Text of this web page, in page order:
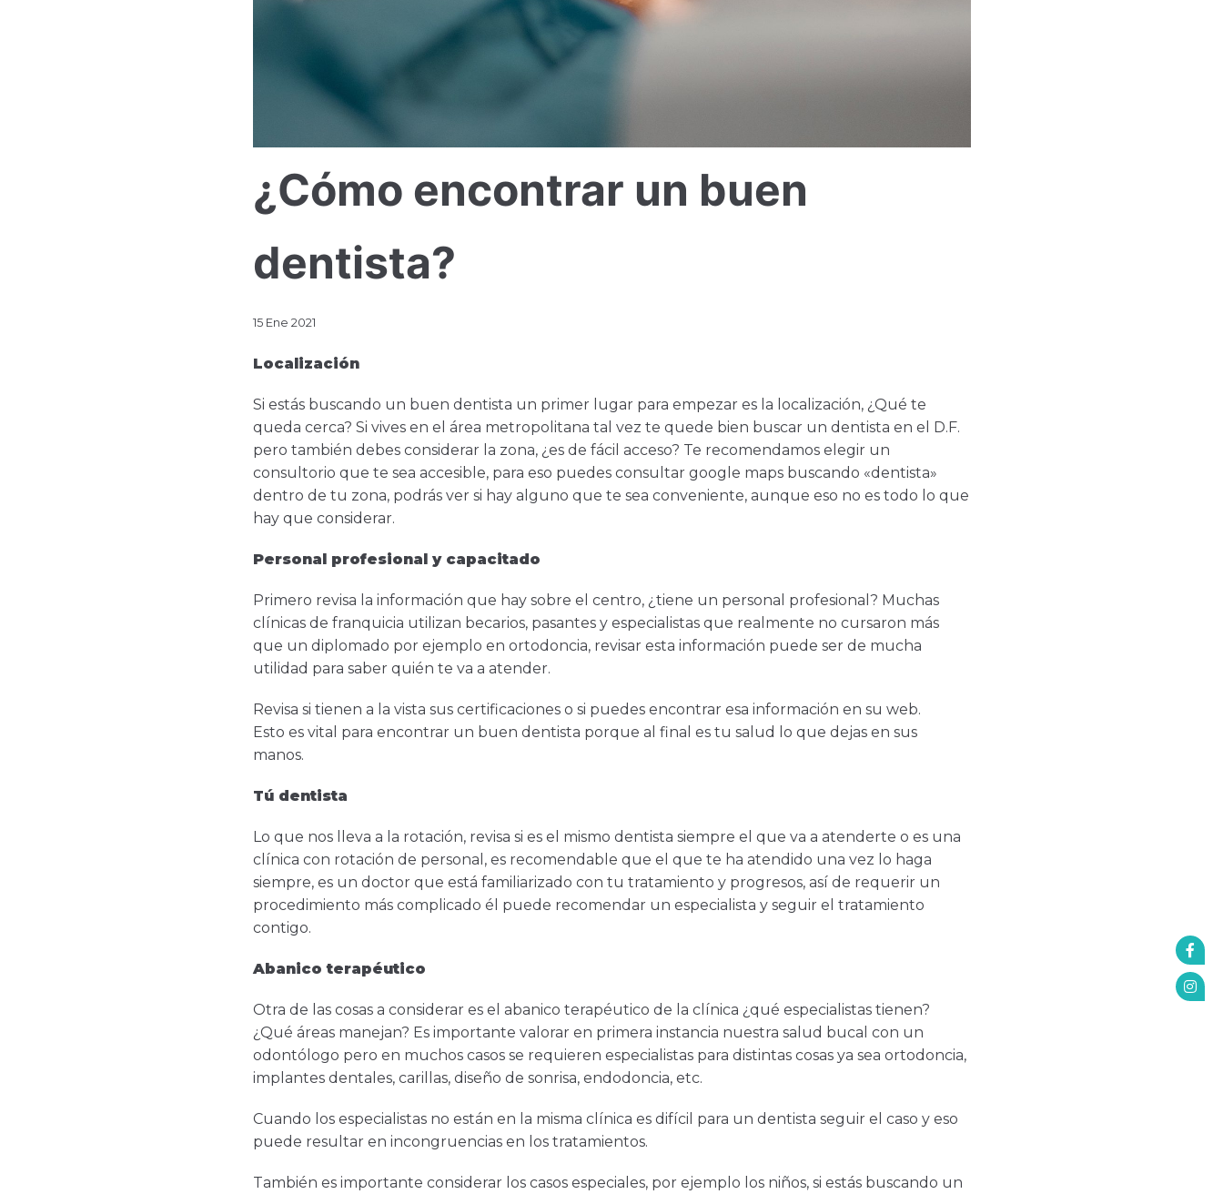
¿Cómo encontrar un buen
dentista?
15 Ene 2021
Localización
Si estás buscando un buen dentista un primer lugar para empezar es la localización, ¿Qué te
queda cerca? Si vives en el área metropolitana tal vez te quede bien buscar un dentista en el D.F.
pero también debes considerar la zona, ¿es de fácil acceso? Te recomendamos elegir un
consultorio que te sea accesible, para eso puedes consultar google maps buscando «dentista»
dentro de tu zona, podrás ver si hay alguno que te sea conveniente, aunque eso no es todo lo que
hay que considerar.
Personal profesional y capacitado
Primero revisa la información que hay sobre el centro, ¿tiene un personal profesional? Muchas
clínicas de franquicia utilizan becarios, pasantes y especialistas que realmente no cursaron más
que un diplomado por ejemplo en ortodoncia, revisar esta información puede ser de mucha
utilidad para saber quién te va a atender.
Revisa si tienen a la vista sus certificaciones o si puedes encontrar esa información en su web.
Esto es vital para encontrar un buen dentista porque al final es tu salud lo que dejas en sus
manos.
Tú dentista
Lo que nos lleva a la rotación, revisa si es el mismo dentista siempre el que va a atenderte o es una
clínica con rotación de personal, es recomendable que el que te ha atendido una vez lo haga
siempre, es un doctor que está familiarizado con tu tratamiento y progresos, así de requerir un
procedimiento más complicado él puede recomendar un especialista y seguir el tratamiento
contigo.
Abanico terapéutico
Otra de las cosas a considerar es el abanico terapéutico de la clínica ¿qué especialistas tienen?
¿Qué áreas manejan? Es importante valorar en primera instancia nuestra salud bucal con un
odontólogo pero en muchos casos se requieren especialistas para distintas cosas ya sea ortodoncia,
implantes dentales, carillas, diseño de sonrisa, endodoncia, etc.
Cuando los especialistas no están en la misma clínica es difícil para un dentista seguir el caso y eso
puede resultar en incongruencias en los tratamientos.
También es importante considerar los casos especiales, por ejemplo los niños, si estás buscando un